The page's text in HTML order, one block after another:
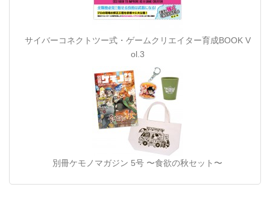
サイバーコネクトツー式・ゲームクリエイター育成BOOK V
ol.3
別冊ケモノマガジン 5号 〜食欲の秋セット〜